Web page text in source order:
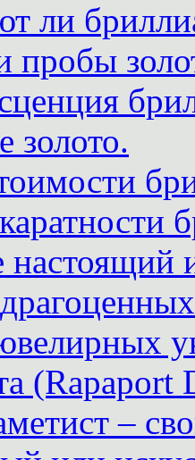
ли
пробы
золото.
настоящий
(Rapaport
–